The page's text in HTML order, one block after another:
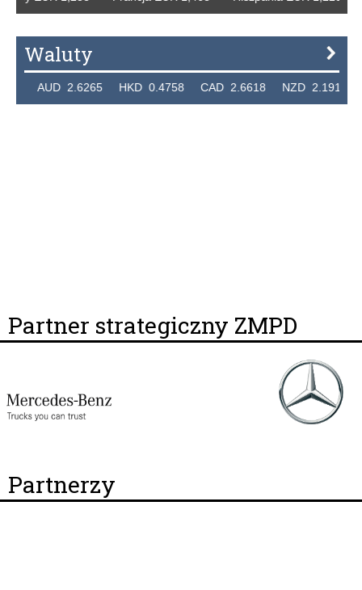
Waluty
AUD 2.6265 HKD 0.4758 CAD 2.6618 NZD 2.1914
Partner strategiczny ZMPD
Partnerzy